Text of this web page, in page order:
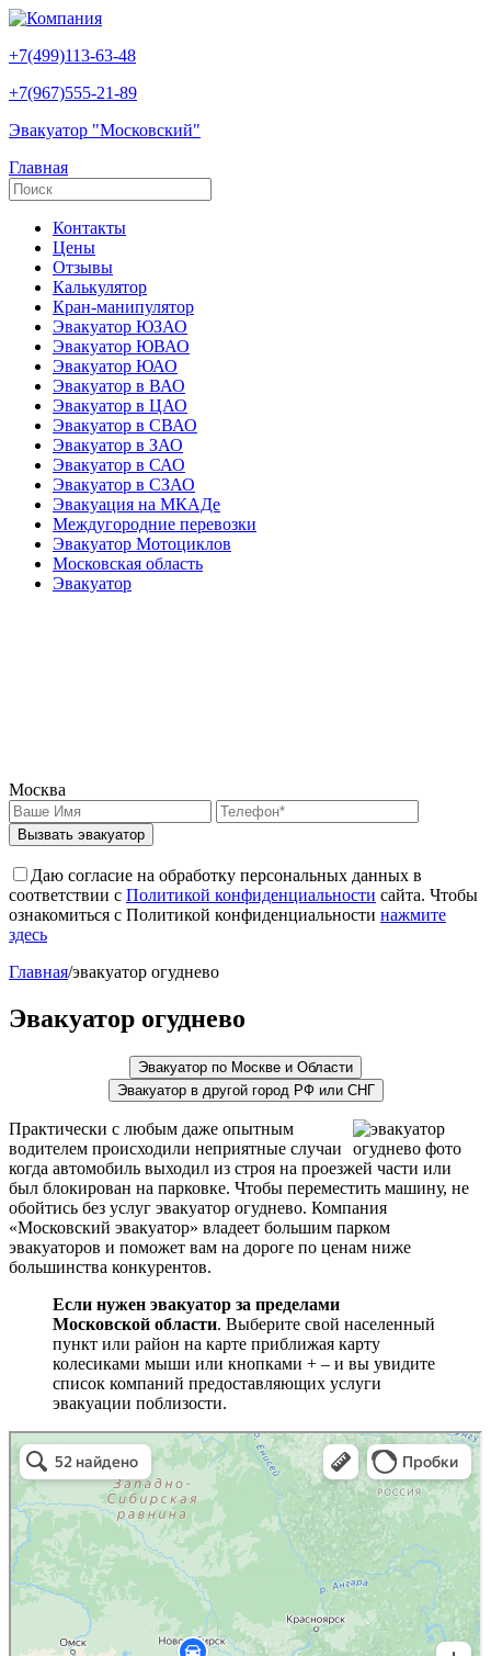
+7(499)113-63-48
+7(967)555-21-89
Эвакуатор "Московский"
Главная
Контакты
Цены
Отзывы
Калькулятор
Кран-манипулятор
Эвакуатор ЮЗАО
Эвакуатор ЮВАО
Эвакуатор ЮАО
Эвакуатор в ВАО
Эвакуатор в ЦАО
Эвакуатор в СВАО
Эвакуатор в ЗАО
Эвакуатор в САО
Эвакуатор в СЗАО
Эвакуация на МКАДе
Междугородние перевозки
Эвакуатор Мотоциклов
Московская область
Эвакуатор
Москва
Вызвать эвакуатор
Даю согласие на обработку персональных данных в
соответствии с Политикой конфиденциальности сайта. Чтобы
ознакомиться с Политикой конфиденциальности нажмите
здесь
Главная/эвакуатор огуднево
Эвакуатор огуднево
Эвакуатор по Москве и Области
Эвакуатор в другой город РФ или СНГ
Практически с любым даже опытным
водителем происходили неприятные случаи
когда автомобиль выходил из строя на проезжей части или
был блокирован на парковке. Чтобы переместить машину, не
обойтись без услуг эвакуатор огуднево. Компания
«Московский эвакуатор» владеет большим парком
эвакуаторов и поможет вам на дороге по ценам ниже
большинства конкурентов.
Если нужен эвакуатор за пределами
Московской области. Выберите свой населенный
пункт или район на карте приближая карту
колесиками мыши или кнопками + – и вы увидите
список компаний предоставляющих услуги
эвакуации поблизости.
эвакуаторы на карте
Волоколамск